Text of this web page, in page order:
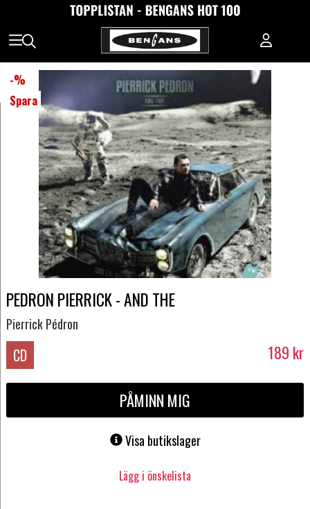
-%
Spara
PEDRON PIERRICK - AND THE
Pierrick Pédron
CD 189 kr
PÅMINN MIG
Visa butikslager
Lägg i önskelista